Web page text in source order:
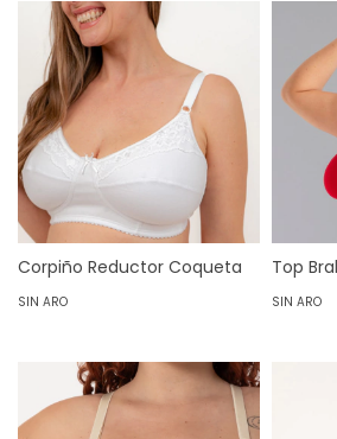
Corpiño Reductor Coqueta
SIN ARO
Top
SIN ARO